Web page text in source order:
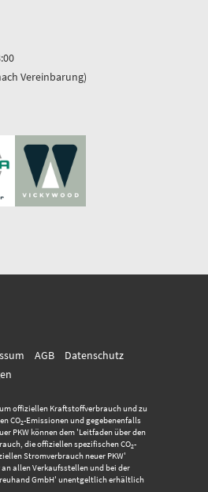
Vereinbarung)
AGB
Datenschutz
offiziellen Kraftstoffverbrauch und zu
CO2-Emissionen und gegebenenfalls
PKW können dem 'Leitfaden über den
die offiziellen spezifischen CO2-
Stromverbrauch neuer PKW'
allen Verkaufsstellen und bei der
GmbH' unentgeltlich erhältlich